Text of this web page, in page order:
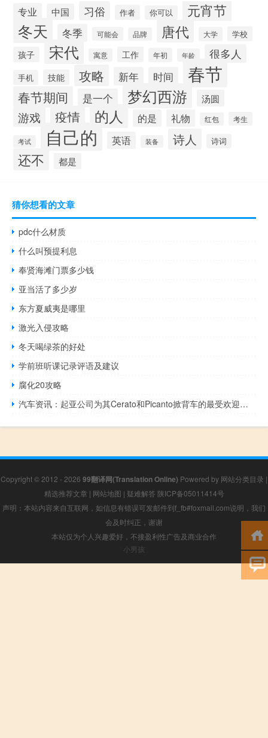
专业 中国 习俗 作者 你可以 元宵节
冬天 冬季 可能会 品牌 唐代 大学 学校
孩子 宋代 寓意 工作 年初 年龄 很多人
手机 技能 攻略 新年 时间 春节
春节期间 是一个 梦幻西游 汤圆
游戏 疫情 的人 的是 礼物 红包 考生
考试 自己的 英语 装备 诗人 诗词
还不 都是
猜你想看的文章
pdc什么材质
什么叫预提利息
奉贤海滩门票多少钱
亚当活了多少岁
东方夏威夷是哪里
激光入侵攻略
冬天喝绿茶的好处
学前班听课记录评语及建议
腐化20攻略
汽车资讯：起亚公司为其Cerato和Picanto掀背车的最受欢迎的版本增加了三个踏板选项
Copyright © 2012 - 2026 99翻译网(Translation Online) Powered by 网站分类目录 |
精选推荐文章 | 网站地图 | 疑难解答 陕ICP备05011414号
声明：本站内容来自互联网，如信息有错误可发邮件到f_fb#foxmail.com说明，我们
会及时纠正，谢谢
本站仅为个人兴趣爱好，不接盈利性广告及商业合作
小男孩